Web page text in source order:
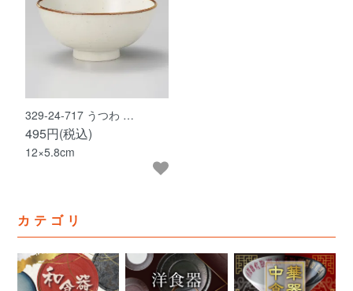
329-24-717 うつわ …
495円(税込)
12×5.8cm
カテゴリ